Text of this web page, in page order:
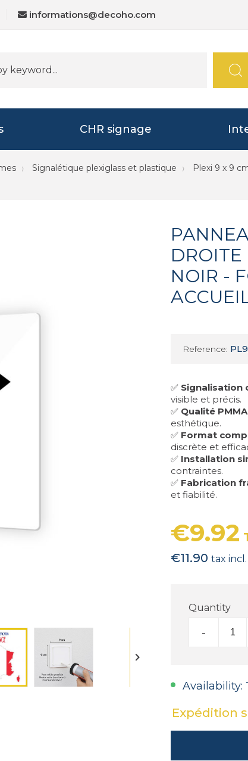
informations@decoho.com
CHR signage
Signalétique plexiglass et plastique Plexi 9 x 9

NOIR -
Reference:
✅ Signalisation
visible et précis.
✅ Qualité PMMA
esthétique.
✅ Format
discrète et
✅ Installation
contraintes.
✅ Fabrication
et fiabilité.
€9.92
€11.90 tax incl.
Quantity
-
Availability:
Expédition